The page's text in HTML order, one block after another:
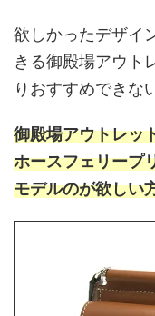
欲しかったデザイ
きる御殿場アウト
りおすすめできな
御殿場アウトレッ
ホースフェリープ
モデルのが欲しい